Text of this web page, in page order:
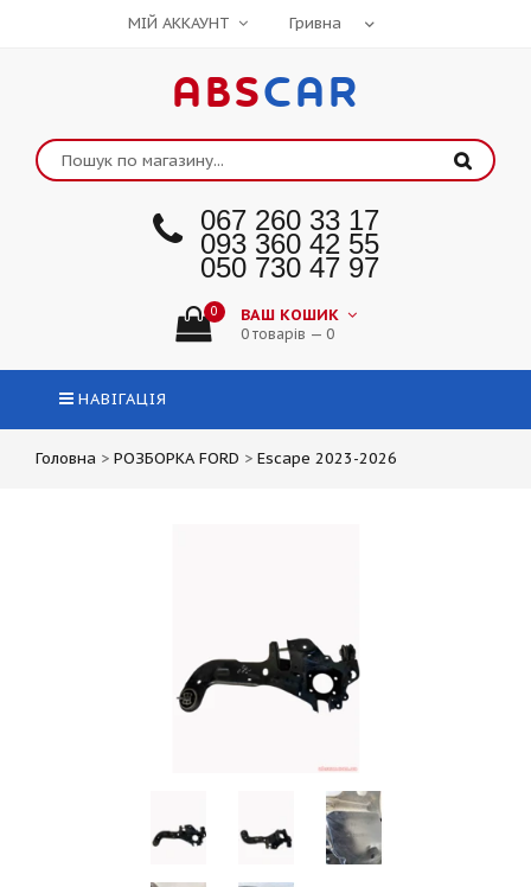
МІЙ АККАУНТ
ABSCAR
067 260 33 17
093 360 42 55
050 730 47 97
0 ВАШ КОШИК
0 товарів — 0
НАВІГАЦІЯ
Головна > РОЗБОРКА FORD > Escape 2023-2026